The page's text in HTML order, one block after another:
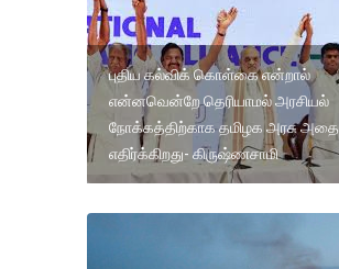
புதிய கல்விக் கொள்கை என்றால்
என்னவென்றே தெரியாமல் அரசியல்
நோக்கத்திற்காக தமிழக அரசு அதை
எதிர்க்கிறது- கிருஷ்ணசாமி